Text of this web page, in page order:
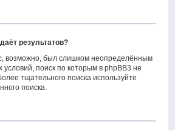
результатов?
возможно, был слишком неопределённым
поиск по которым в phpBB3 не
тщательного поиска используйте
поиска.